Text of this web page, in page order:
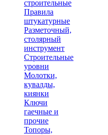
строительные
Правила
штукатурные
Разметочный,
столярный
инструмент
Строительные
уровни
Молотки,
кувалды,
киянки
Ключи
гаечные и
прочие
Топоры,